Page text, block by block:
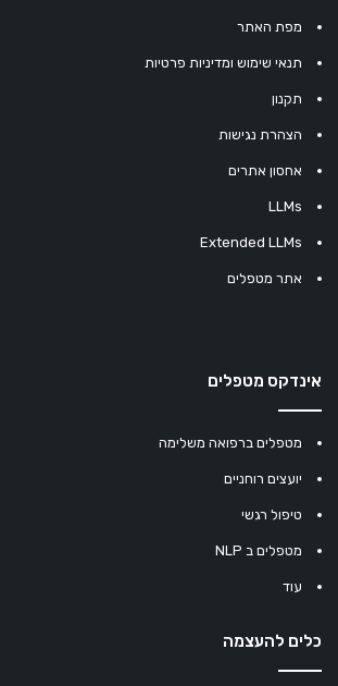
מפת האתר
תנאי שימוש ומדיניות פרטיות
תקנון
הצהרת נגישות
אחסון אתרים
LLMs
Extended LLMs
אתר מטפלים
אינדקס מטפלים
מטפלים ברפואה משלימה
יועצים רוחניים
טיפול רגשי
מטפלים ב NLP
עוד
כלים להעצמה